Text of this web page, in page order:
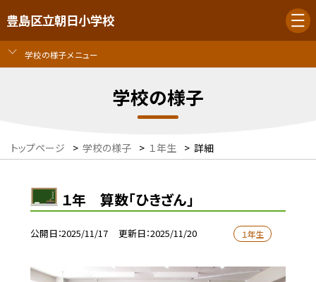
豊島区立朝日小学校
学校の様子メニュー
学校の様子
トップページ > 学校の様子 > １年生 > 詳細
１年 算数「ひきざん」
公開日 2025/11/17 更新日 2025/11/20 １年生